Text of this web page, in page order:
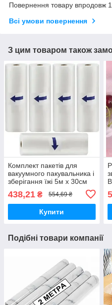
Повернення товару впродовж
Всі умови повернення
З цим товаром також
Комплект пакетів для
вакуумного пакувальника і
зберігання їжі 5м х 30см
438,21 ₴ 554,69 ₴
Купити
Подібні товари компанії